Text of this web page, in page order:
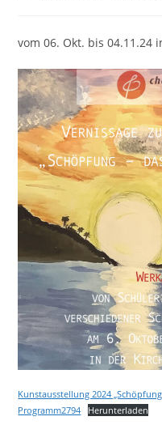
vom 06. Okt. bis 04.11.24
Kunstausstellung 2024
Programm2794
Herunterladen